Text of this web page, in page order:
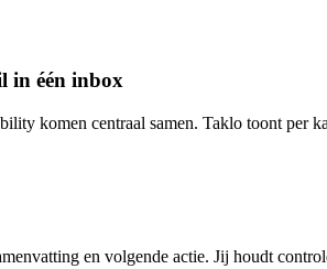
in één inbox
komen centraal samen. Taklo toont per
en volgende actie. Jij houdt